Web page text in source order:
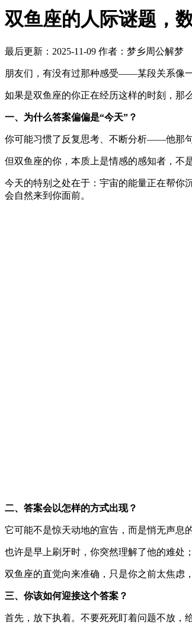
双鱼座的人际谜题，
最后更新：2025-11-09 作者：梦乡周公解梦
朋友们，有没有过那种感受——某段关系像
如果是双鱼座的你正在经历这样的时刻，那
一、为什么答案偏偏是“今天”？
你可能习惯了反复思考、不断分析——他那
但双鱼座的你，本质上是情感的感知者，不
今天的特别之处在于：宇宙的能量正在帮你
会自然来到你面前。
二、答案会以怎样的方式出现？
它可能不是惊天动地的宣告，而是悄无声息
也许是早上刷牙时，你突然理解了他的难处
双鱼座的直觉向来准确，只是你之前太焦虑
三、你该如何迎接这个答案？
首先，放下执着。不要死死盯着问题不放，